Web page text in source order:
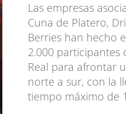
Las empresas
Cuna de Platero,
Berries han hecho
2.000 participantes
Real para afrontar
norte a sur, con la
tiempo máximo de